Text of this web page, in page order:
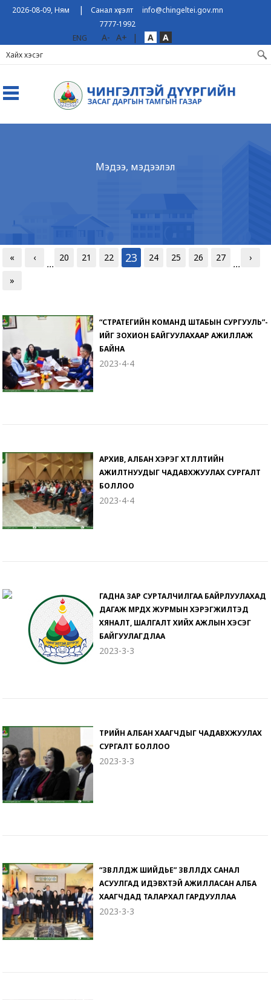
2026-08-09, Ням | Санал хүсэлт
info@chingeltei.gov.mn
7777-1992
ENG
A- A+ | A A
Мэдээ, мэдээлэл
« ‹
...
20 21 22 23 24 25 26 27
...
›
»
“СТРАТЕГИЙН КОМАНД ШТАБЫН СУРГУУЛЬ”-
ИЙГ ЗОХИОН БАЙГУУЛАХААР АЖИЛЛАЖ
БАЙНА
2023-4-4
АРХИВ, АЛБАН ХЭРЭГ ХӨТЛӨЛТИЙН
АЖИЛТНУУДЫГ ЧАДАВХЖУУЛАХ СУРГАЛТ
БОЛЛОО
2023-4-4
ГАДНА ЗАР СУРТАЛЧИЛГАА БАЙРЛУУЛАХАД
ДАГАЖ МӨРДӨХ ЖУРМЫН ХЭРЭГЖИЛТЭД
ХЯНАЛТ, ШАЛГАЛТ ХИЙХ АЖЛЫН ХЭСЭГ
БАЙГУУЛАГДЛАА
2023-3-3
ТӨРИЙН АЛБАН ХААГЧДЫГ ЧАДАВХЖУУЛАХ
СУРГАЛТ БОЛЛОО
2023-3-3
“ЗӨВЛӨЛДӨЖ ШИЙДЬЕ” ЗӨВЛӨЛДӨХ САНАЛ
АСУУЛГАД ИДЭВХТЭЙ АЖИЛЛАСАН АЛБА
ХААГЧДАД ТАЛАРХАЛ ГАРДУУЛЛАА
2023-3-3